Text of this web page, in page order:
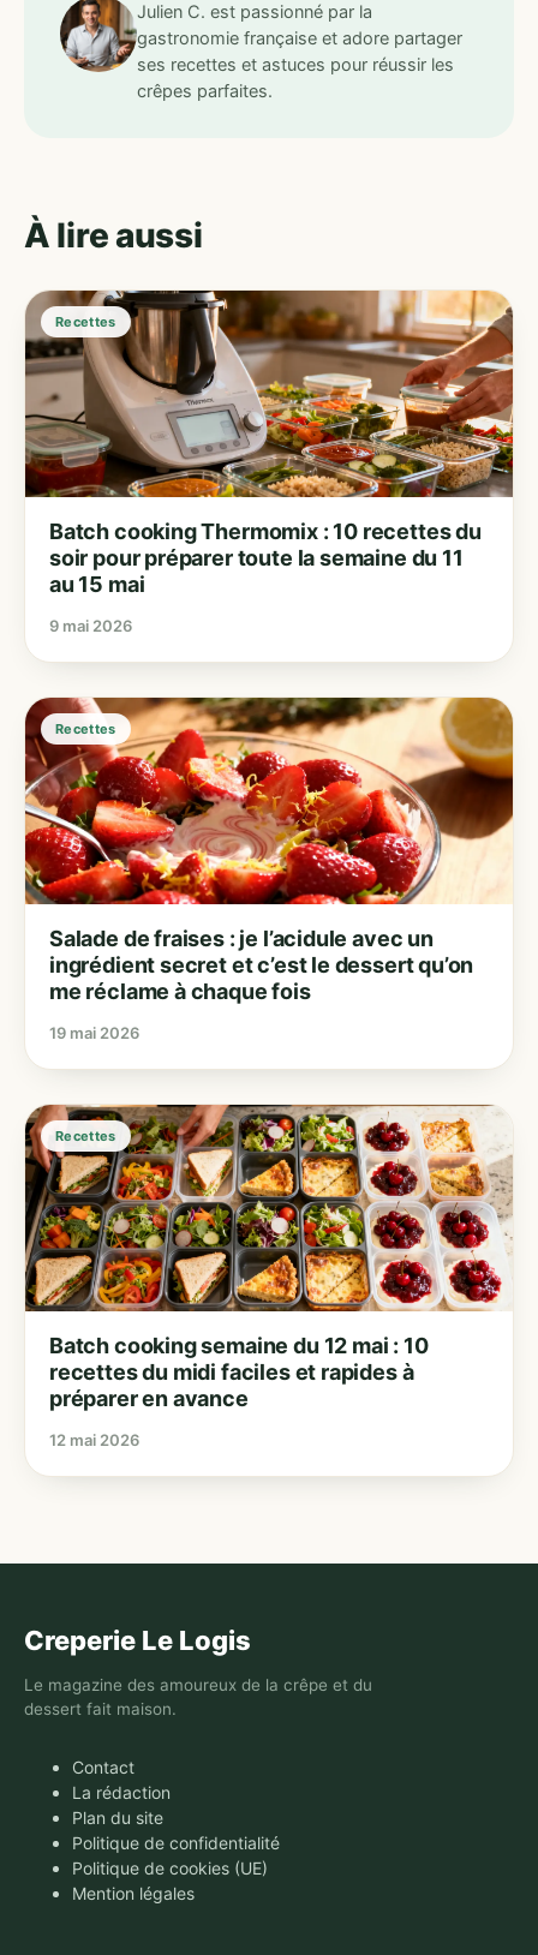
Julien C. est passionné par la
gastronomie française et adore partager
ses recettes et astuces pour réussir les
crêpes parfaites.
À lire aussi
Recettes
Batch cooking Thermomix : 10 recettes du
soir pour préparer toute la semaine du 11
au 15 mai
9 mai 2026
Recettes
Salade de fraises : je l’acidule avec un
ingrédient secret et c’est le dessert qu’on
me réclame à chaque fois
19 mai 2026
Recettes
Batch cooking semaine du 12 mai : 10
recettes du midi faciles et rapides à
préparer en avance
12 mai 2026
Creperie Le Logis
Le magazine des amoureux de la crêpe et du
dessert fait maison.
Contact
La rédaction
Plan du site
Politique de confidentialité
Politique de cookies (UE)
Mention légales